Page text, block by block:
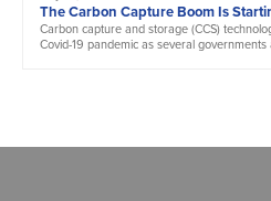
The Carbon Capture Boom Is
Carbon capture and storage (CCS)
Covid-19 pandemic as several governments